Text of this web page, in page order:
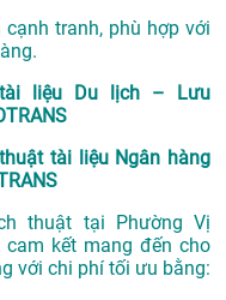
tranh, phù hợp với
liệu Du lịch – Lưu
tài liệu Ngân hàng
thuật tại Phường Vị
cam kết mang đến cho
với chi phí tối ưu bằng: